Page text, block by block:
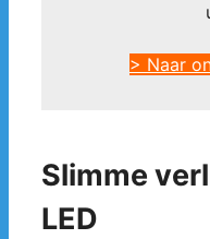
> Naar
Slimme
LED